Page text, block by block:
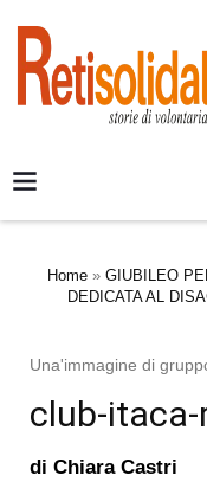
Home » GIUBILEO
DEDICATA AL
Una'immagine di
club-itaca-
di Chiara Castri